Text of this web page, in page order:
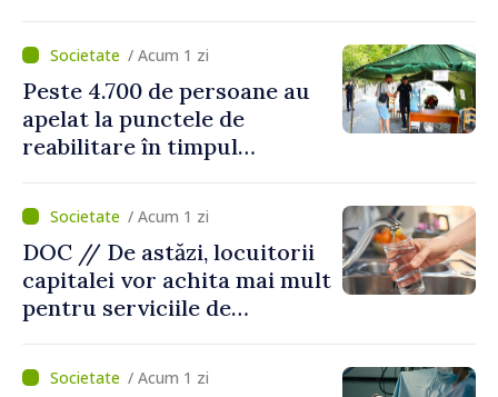
/ Acum 1 zi
Peste 4.700 de persoane au
apelat la punctele de
reabilitare în timpul
/ Acum 1 zi
DOC // De astăzi, locuitorii
capitalei vor achita mai mult
pentru serviciile de
canalizare
/ Acum 1 zi